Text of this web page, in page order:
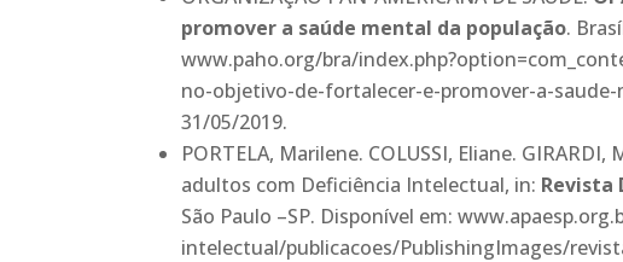
promover a saúde mental da população.
www.paho.org/bra/
no-objetivo-de-fortalecer-e-promover-a-
31/05/2019.
PORTELA, Marilene. COLUSSI, Eliane.
adultos com Deficiência Intelectual, in: Revista
São Paulo –SP. Disponível em:
intelectual/publicacoes/PublishingImages/